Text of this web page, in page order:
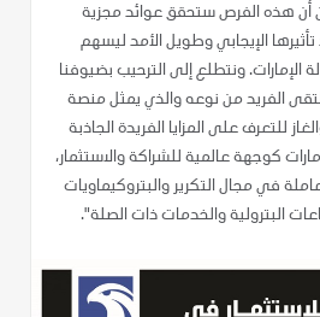
هذه الفرص ستحقق عوائد مجزية
الإيجابي وطويل الأمد ليسهم
ونتطلع إلى الترحيب بضيوفنا
الفريد من نوعه والذي يمثل منصة
للتعرف على المزايا الفريدة الجاذبة
كوجهة عالمية للشراكة والاستثمار،
في مجال التكرير والبتروكيماويات
البترولية والخدمات ذات الصلة".